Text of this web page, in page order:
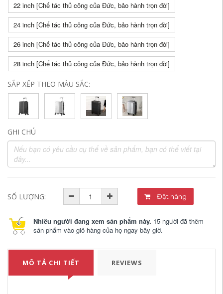
22 inch [Chế tác thủ công của Đức, bảo hành trọn đời]
24 inch [Chế tác thủ công của Đức, bảo hành trọn đời]
26 inch [Chế tác thủ công của Đức, bảo hành trọn đời]
28 inch [Chế tác thủ công của Đức, bảo hành trọn đời]
SẮP XẾP THEO MÀU SẮC:
GHI CHÚ
SỐ LƯỢNG: Đặt hàng
Nhiều người đang xem sản phẩm này. 15 người đã thêm
sản phẩm vào giỏ hàng của họ ngay bây giờ.
MÔ TẢ CHI TIẾT REVIEWS